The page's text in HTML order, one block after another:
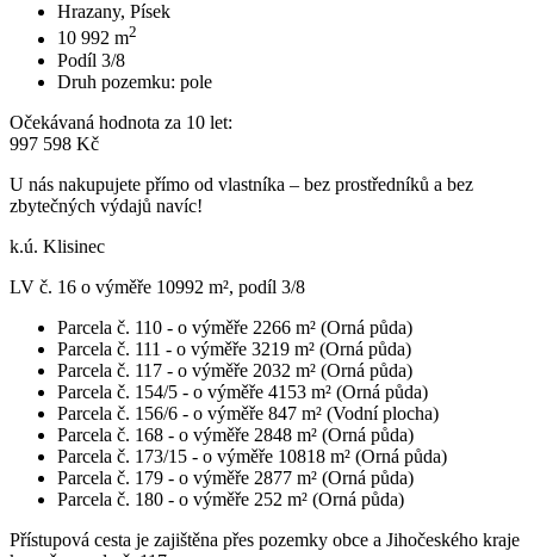
Hrazany, Písek
10 992 m2
Podíl 3/8
Druh pozemku: pole
Očekávaná hodnota za 10 let:
997 598 Kč
U nás nakupujete přímo od vlastníka – bez prostředníků a bez
zbytečných výdajů navíc!
k.ú. Klisinec
LV č. 16 o výměře 10992 m², podíl 3/8
Parcela č. 110 - o výměře 2266 m² (Orná půda)
Parcela č. 111 - o výměře 3219 m² (Orná půda)
Parcela č. 117 - o výměře 2032 m² (Orná půda)
Parcela č. 154/5 - o výměře 4153 m² (Orná půda)
Parcela č. 156/6 - o výměře 847 m² (Vodní plocha)
Parcela č. 168 - o výměře 2848 m² (Orná půda)
Parcela č. 173/15 - o výměře 10818 m² (Orná půda)
Parcela č. 179 - o výměře 2877 m² (Orná půda)
Parcela č. 180 - o výměře 252 m² (Orná půda)
Přístupová cesta je zajištěna přes pozemky obce a Jihočeského kraje